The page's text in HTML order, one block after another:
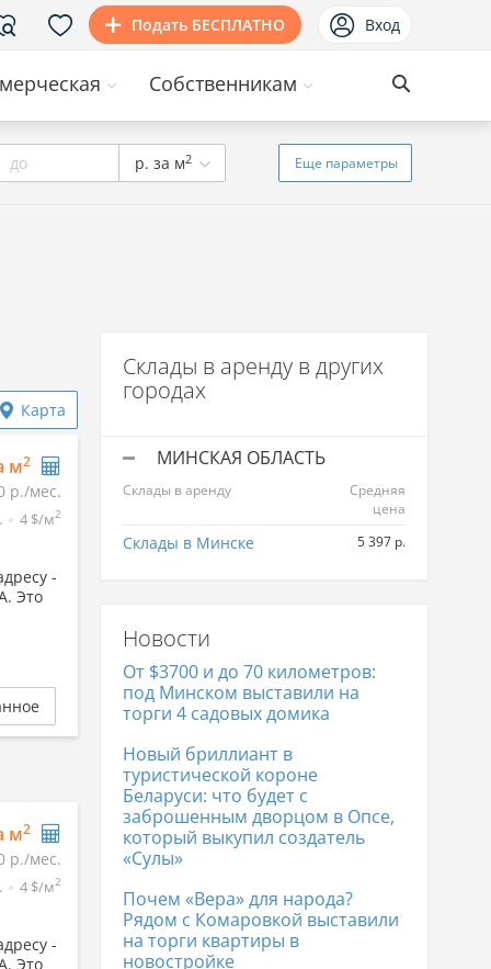
Подать БЕСПЛАТНО Вход
Собственникам
до р. за м2 Еще параметры
Карта
м2
р./мес.
4 $/м2
-
Это
м2
р./мес.
4 $/м2
-
Это
Склады в аренду в других
городах
МИНСКАЯ ОБЛАСТЬ
Склады в аренду
Средняя
цена
Склады в Минске 5 397 р.
Новости
От $3700 и до 70 километров:
под Минском выставили на
торги 4 садовых домика
Новый бриллиант в
туристической короне
Беларуси: что будет с
заброшенным дворцом в Опсе,
который выкупил создатель
«Сулы»
Почем «Вера» для народа?
Рядом с Комаровкой выставили
на торги квартиры в
новостройке